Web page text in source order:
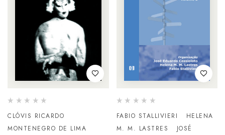
CLÓVIS RICARDO
MONTENEGRO DE LIMA
FABIO STALLIVIERI
HELENA
M. M. LASTRES
JOSÉ